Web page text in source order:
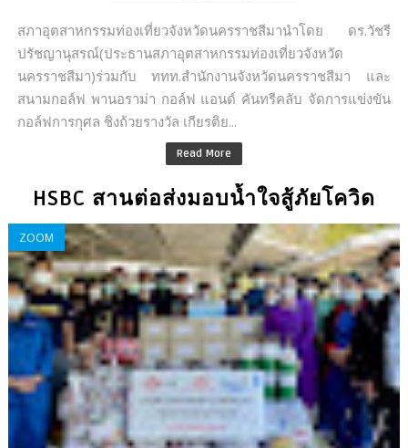
สภาอุตสาหกรรมท่องเที่ยวจังหวัดนครราชสีมานำโดย ดร.วัชรี
ปรัชญานุสรณ์(ประธานสภาอุตสาหกรรมท่องเที่ยวจังหวัด
นครราชสีมา)ร่วมกับ ททท.สำนักงานจังหวัดนครราชสีมา และ
สนามกอล์ฟ พานอราม่า กอล์ฟ แอนด์ คันทรีคลับ จัดการแข่งขัน
กอล์ฟการกุศล ชิงถ้วยรางวัล เกียรติย...
Read More
HSBC สานต่อส่งมอบน้ำใจสู้ภัยโควิด
ZOOM